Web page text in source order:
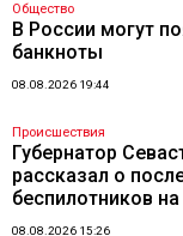
Общество
В России могут
банкноты
08.08.2026 19:44
Происшествия
Губернатор
рассказал о
беспилотников
08.08.2026 15:26